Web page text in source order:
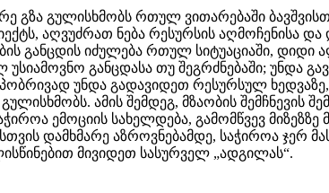
გზა გულისხმობს რთულ ვითარებაში
აღვუძრათ ნება რესურსის აღმოჩენისა და
განცდის იძულება რთულ სიტუაციაში,
უსიამოვნო განცდასა თუ შეგრძნებაში;
უნდა გადავიდეთ რესურსულ
ამის შემდეგ, მზაობის
ემოციის სახელდება, გამომწვევ
დამხმარე აზროვნებამდე, საჭიროა ჯერ
მივიდეთ სასურველ „ადგილას“.